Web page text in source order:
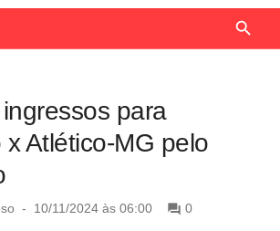
para
Atlético-MG pelo
P10/11/2024 às 06:00 0